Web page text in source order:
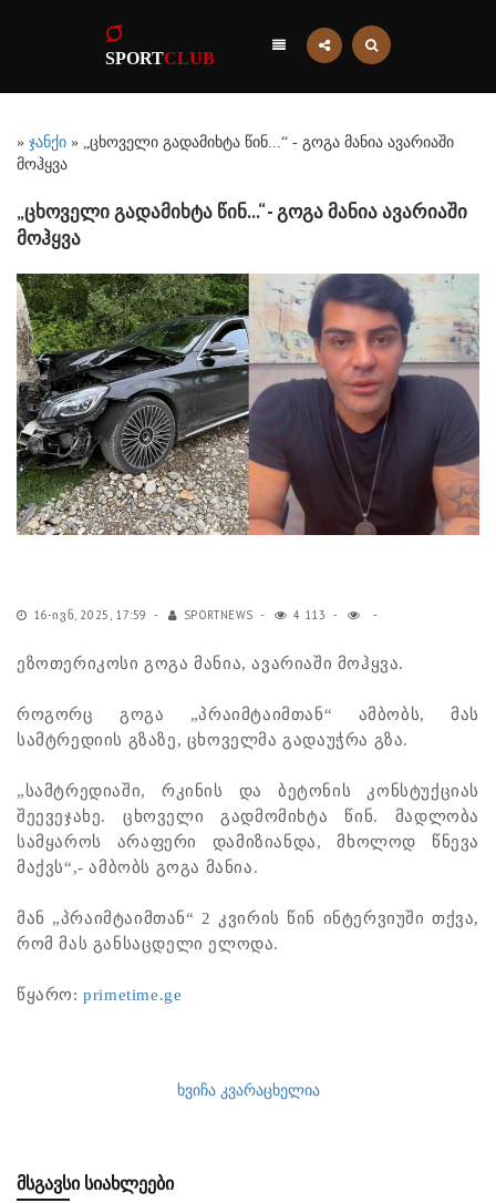
SPORTCLUB
» ჯანქი » „ცხოველი გადამიხტა წინ...“ - გოგა მანია ავარიაში
მოჰყვა
„ცხოველი გადამიხტა წინ...“ - გოგა მანია ავარიაში
მოჰყვა
16-ᲘᲕᲜ, 2025, 17:59 SPORTNEWS 4 113
ეზოთერიკოსი გოგა მანია, ავარიაში მოჰყვა.
როგორც გოგა „პრაიმტაიმთან“ ამბობს, მას
სამტრედიის გზაზე, ცხოველმა გადაუჭრა გზა.
„სამტრედიაში, რკინის და ბეტონის კონსტუქციას
შეევეჯახე. ცხოველი გადმომიხტა წინ. მადლობა
სამყაროს არაფერი დამიზიანდა, მხოლოდ წნევა
მაქვს“,- ამბობს გოგა მანია.
მან „პრაიმტაიმთან“ 2 კვირის წინ ინტერვიუში თქვა,
რომ მას განსაცდელი ელოდა.
წყარო: ​primetime.ge
ხვიჩა კვარაცხელია
ᲛᲡᲒᲐᲕᲡᲘ ᲡᲘᲐᲮᲚᲔᲔᲑᲘ